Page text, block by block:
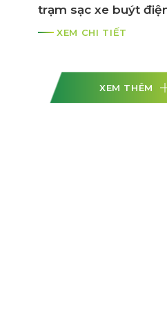
trạm sạc xe buýt
ASEAN
XEM CHI TIẾT
XEM THÊM